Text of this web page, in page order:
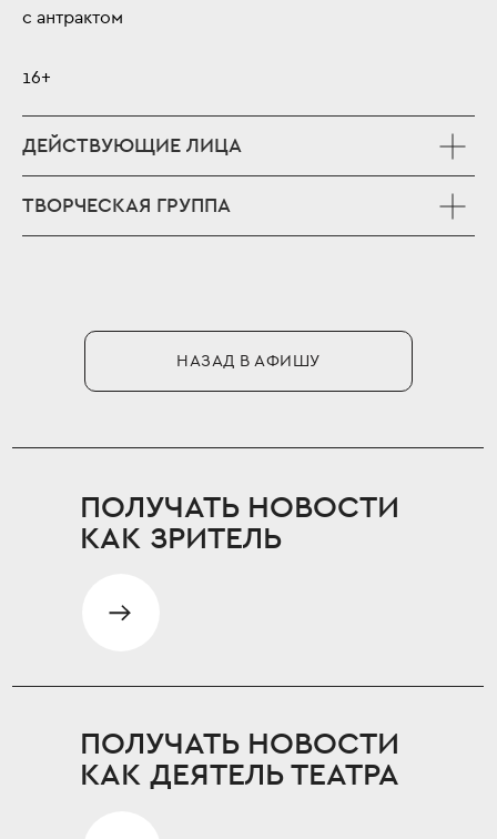
с антрактом
16+
ДЕЙСТВУЮЩИЕ ЛИЦА
ТВОРЧЕСКАЯ ГРУППА
НАЗАД В АФИШУ
ПОЛУЧАТЬ НОВОСТИ
КАК ДЕЯТЕЛЬ ТЕАТРА
ПОЛУЧАТЬ НОВОСТИ
КАК ЗРИТЕЛЬ